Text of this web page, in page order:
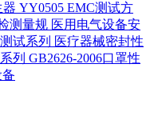
器 YY0505 EMC测试方
测量规 医用电气设备安
试系列 医疗器械密封性
列 GB2626-2006口罩性